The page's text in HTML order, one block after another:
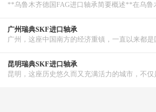
广州瑞典SKF进口轴承
昆明瑞典SKF进口轴承